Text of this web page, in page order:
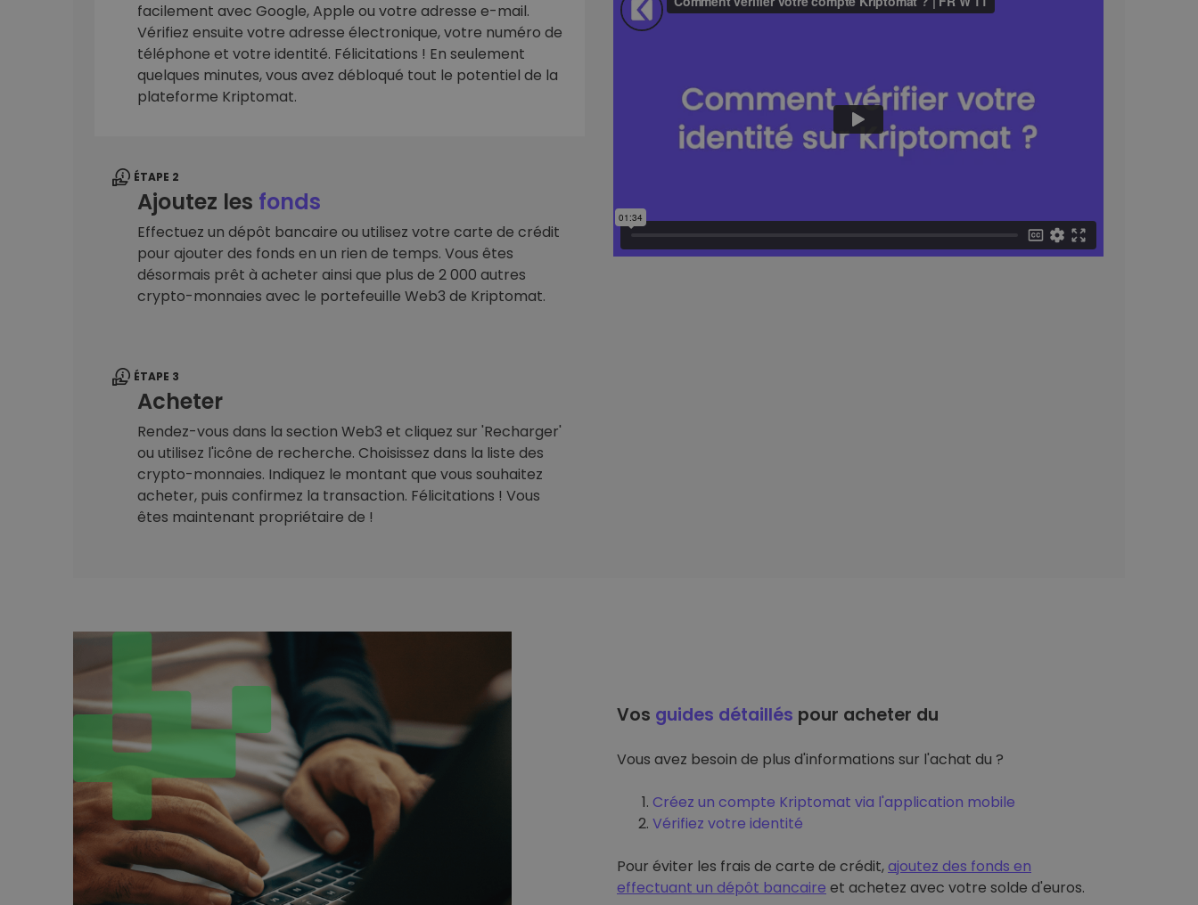
sécurisé
Explorateur d'investissement
Trouve ta stratégie crypto
facilement avec Google, Apple ou votre adresse e-mail.
Vérifiez ensuite votre adresse électronique, votre numéro de
téléphone et votre identité. Félicitations ! En seulement
quelques minutes, vous avez débloqué tout le potentiel de la
plateforme Kriptomat.
ÉTAPE 2
Ajoutez les fonds
Effectuez un dépôt bancaire ou utilisez votre carte de crédit
pour ajouter des fonds en un rien de temps. Vous êtes
désormais prêt à acheter ainsi que plus de 2 000 autres
crypto-monnaies avec le portefeuille Web3 de Kriptomat.
ÉTAPE 3
Acheter
Rendez-vous dans la section Web3 et cliquez sur 'Recharger'
ou utilisez l'icône de recherche. Choisissez dans la liste des
crypto-monnaies. Indiquez le montant que vous souhaitez
acheter, puis confirmez la transaction. Félicitations ! Vous
êtes maintenant propriétaire de !
Vos guides détaillés pour acheter du
Vous avez besoin de plus d'informations sur l'achat du ?
Créez un compte Kriptomat via l'application mobile
Vérifiez votre identité
Pour éviter les frais de carte de crédit,ajoutez des fonds en
effectuant un dépôt bancaire et achetez avec votre solde d'euros.